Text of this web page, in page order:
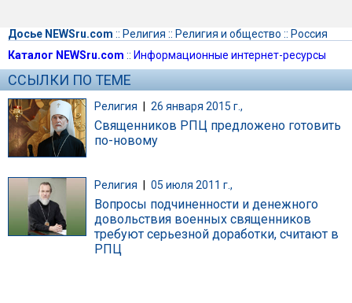
Досье NEWSru.com :: Религия :: Религия и общество :: Россия
Каталог NEWSru.com :: Информационные интернет-ресурсы
ССЫЛКИ ПО ТЕМЕ
Религия | 26 января 2015 г.,
Священников РПЦ предложено готовить
по-новому
Религия 05 июля 2011 г.,
Вопросы подчиненности и денежного
довольствия военных священников
требуют серьезной доработки, считают в
РПЦ